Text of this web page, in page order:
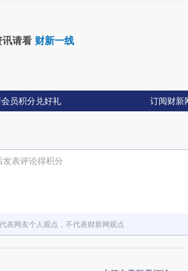
请看 财新一线
会员积分兑好礼 订阅财新
发表评论得积分
表网友个人观点，不代表财新网观点